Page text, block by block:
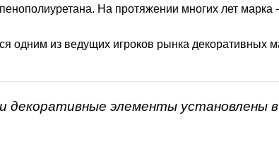
На протяжении многих лет марка
одним из ведущих игроков рынка декоративных
декоративные элементы установлены